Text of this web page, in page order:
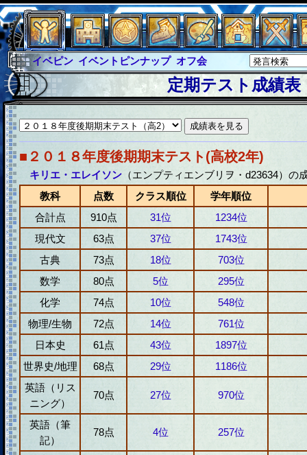
イベピン イベントピンナップ オフ会
グラシャ
グラシャ・ラボラス
グローバルジャスティス サイキックハーツ
サイキックハーツ大戦 シュラウド ソロモン
ファイナル アブソーバー
定期テスト成績表
■２０１８年度後期期末テスト(高校2年)
キリエ・エレイソン （エンプティエンブリヲ・d23634）の
教科
点数 クラス順位
学年順位
合計点
910点 31位
1234位
現代文
63点 37位 1743位
古典
73点 18位 703位
数学
80点 5位 295位
化学
74点 10位 548位
物理/生物
72点 14位 761位
日本史
61点 43位 1897位
世界史/地理
68点 29位 1186位
英語（リス
ニング）
70点 27位 970位
英語（筆
記）
78点 4位 257位